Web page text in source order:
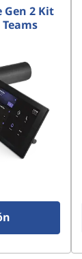
Gen 2 Kit